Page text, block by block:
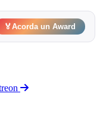
🏅Acorda un Award